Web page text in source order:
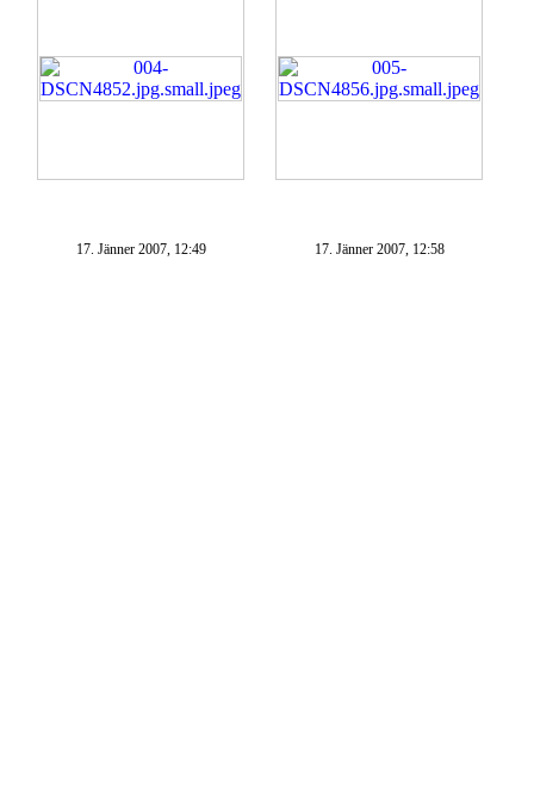
17. Jänner 2007, 12:49 17. Jänner 2007, 12:58